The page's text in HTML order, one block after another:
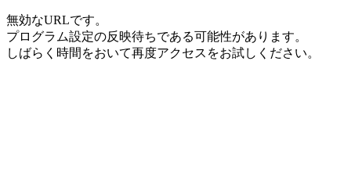
無効なURLです。
プログラム設定の反映待ちである可能性があります。
しばらく時間をおいて再度アクセスをお試しください。